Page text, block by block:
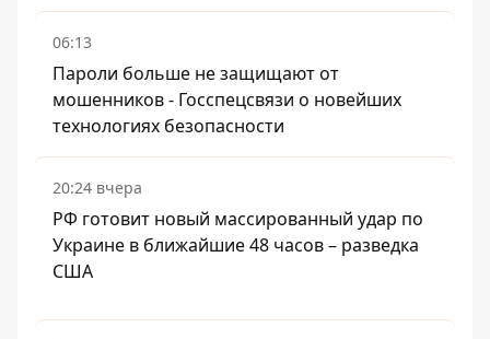
06:13
Пароли больше не защищают от
мошенников - Госспецсвязи о новейших
технологиях безопасности
20:24 вчера
РФ готовит новый массированный удар по
Украине в ближайшие 48 часов – разведка
США